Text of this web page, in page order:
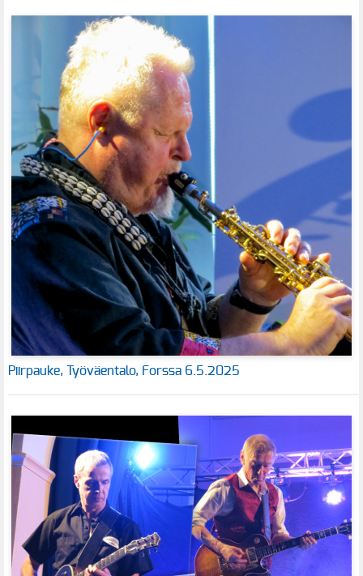
Piirpauke, Työväentalo, Forssa 6.5.2025